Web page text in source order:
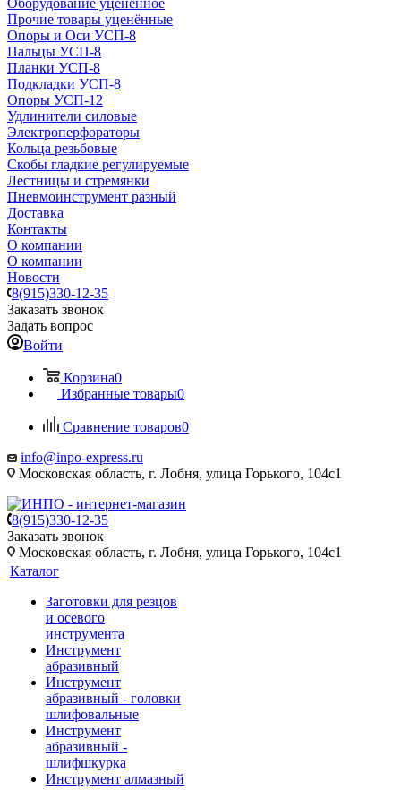
Оборудование уценённое
Прочие товары уценённые
Опоры и Оси УСП-8
Пальцы УСП-8
Планки УСП-8
Подкладки УСП-8
Опоры УСП-12
Удлинители силовые
Электроперфораторы
Кольца резьбовые
Скобы гладкие регулируемые
Лестницы и стремянки
Пневмоинструмент разный
Доставка
Контакты
О компании
О компании
Новости
8(915)330-12-35
Заказать звонок
Задать вопрос
Войти
Корзина0
Избранные товары0
Сравнение товаров0
info@inpo-express.ru
Московская область, г. Лобня, улица Горького, 104с1
8(915)330-12-35
Заказать звонок
Московская область, г. Лобня, улица Горького, 104с1
Каталог
Заготовки для резцов
и осевого
инструмента
Инструмент
абразивный
Инструмент
абразивный - головки
шлифовальные
Инструмент
абразивный -
шлифшкурка
Инструмент алмазный